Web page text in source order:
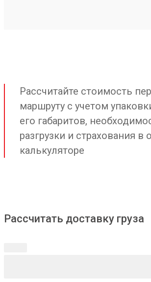
Рассчитайте стоимость
маршруту с учетом
его габаритов,
разгрузки и страхования в
калькуляторе
Рассчитать доставку груза